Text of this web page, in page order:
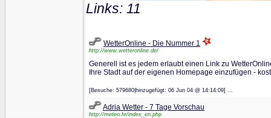
Links: 11
WetterOnline - Die Nummer 1
http://www.wetteronline.de/
Generell ist es jedem erlaubt einen Link zu
Ihre Stadt auf der eigenen Homepage einzufügen -
[Besuche: 579680|hinzugefügt: 06 Jun 04 @ 14:14:09] ...
Adria Wetter - 7 Tage Vorschau
http://meteo.hr/index_en.php